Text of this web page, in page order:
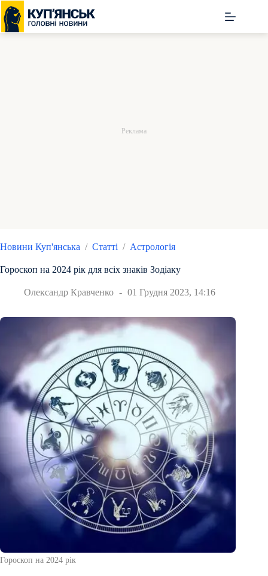
Перейти
до
вмісту
Новини Куп'янська / Статті / Астрологія
Гороскоп на 2024 рік для всіх знаків Зодіаку
Олександр Кравченко 01 Грудня 2023, 14:16
Гороскоп на 2024 рік